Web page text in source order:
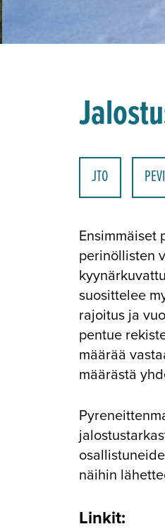
JTO
Ensimmäiset
perinöllisten
suosittelee
rajoitus ja
pentue
määrää
määrästä
näihin
Linkit: